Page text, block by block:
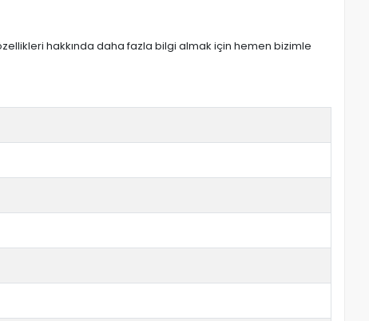
hakkında daha fazla bilgi almak için hemen bizimle